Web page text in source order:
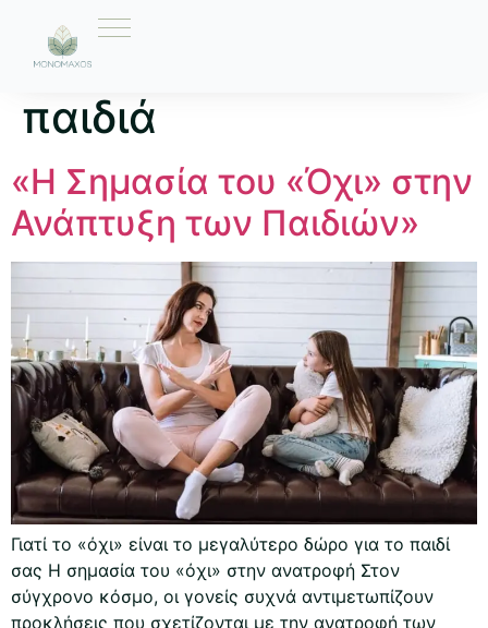
Ετικέτα:
παιδιά
«Η Σημασία του «Όχι» στην
Ανάπτυξη των Παιδιών»
Γιατί το «όχι» είναι το μεγαλύτερο δώρο για το παιδί
σας Η σημασία του «όχι» στην ανατροφή Στον
σύγχρονο κόσμο, οι γονείς συχνά αντιμετωπίζουν
προκλήσεις που σχετίζονται με την ανατροφή των